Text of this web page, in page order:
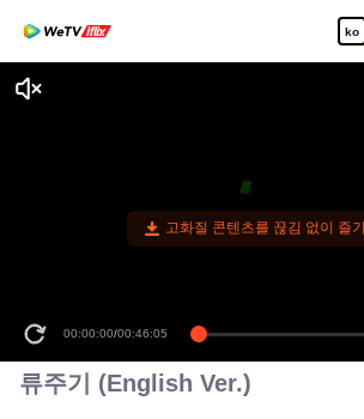
ko
고화질 콘텐츠를 끊김 없이 즐
00:00:00/00:46:05
류주기 (English Ver.)